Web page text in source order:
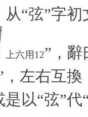
从“弦”字
上六用12”，
，左右互
是以“弦”